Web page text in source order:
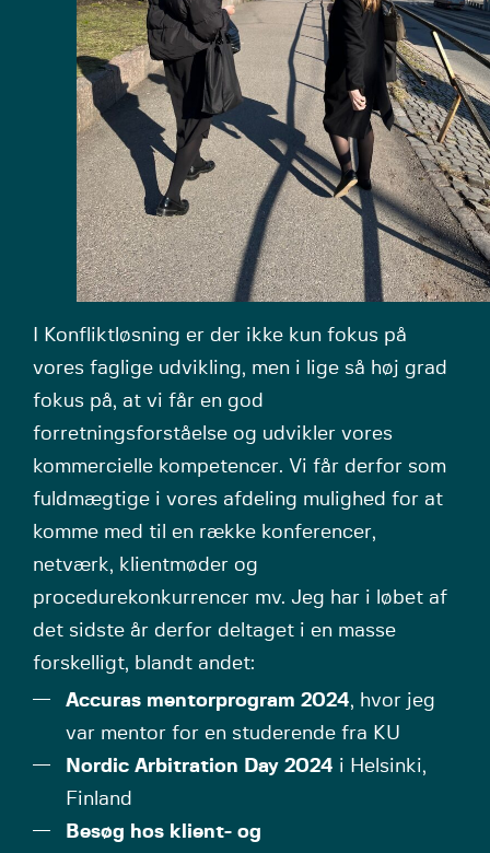
I Konfliktløsning er der ikke kun fokus på
vores faglige udvikling, men i lige så høj grad
fokus på, at vi får en god
forretningsforståelse og udvikler vores
kommercielle kompetencer. Vi får derfor som
fuldmægtige i vores afdeling mulighed for at
komme med til en række konferencer,
netværk, klientmøder og
procedurekonkurrencer mv. Jeg har i løbet af
det sidste år derfor deltaget i en masse
forskelligt, blandt andet:
Accuras mentorprogram 2024, hvor jeg
var mentor for en studerende fra KU
Nordic Arbitration Day 2024 i Helsinki,
Finland
Besøg hos klient- og